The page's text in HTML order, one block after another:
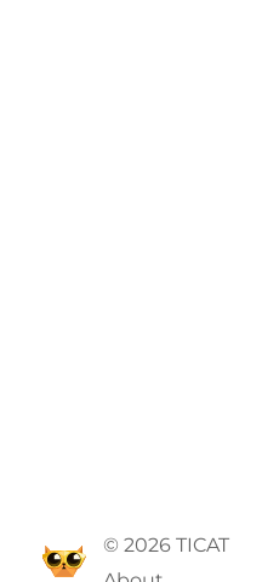
© 2026 TICAT